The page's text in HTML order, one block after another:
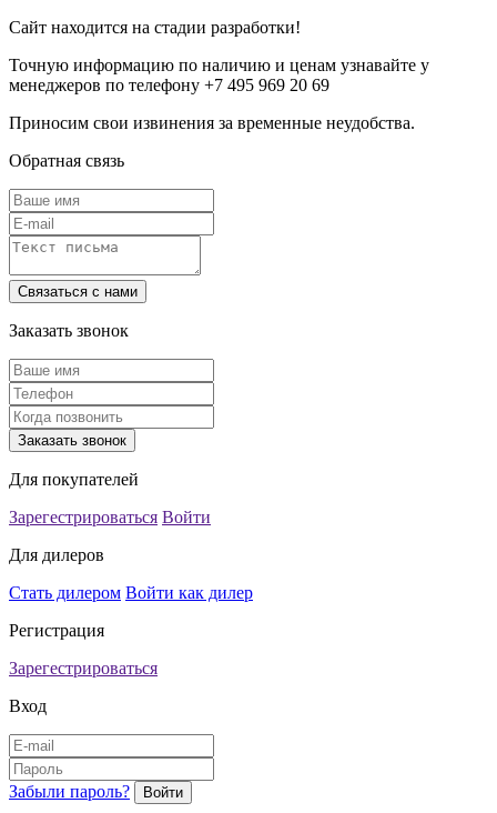
Сайт находится на стадии разработки!
Точную информацию по наличию и ценам узнавайте у
менеджеров по телефону +7 495 969 20 69
Приносим свои извинения за временные неудобства.
Обратная связь
Заказать звонок
Для покупателей
Зарегестрироваться Войти
Для дилеров
Стать дилером Войти как дилер
Регистрация
Зарегестрироваться
Вход
Забыли пароль?